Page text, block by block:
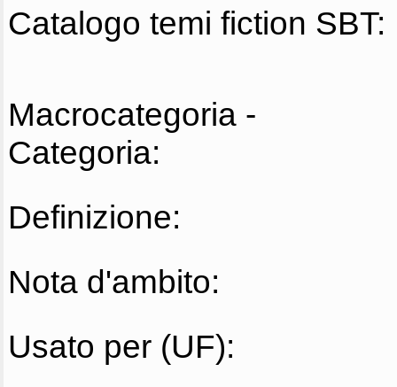
Catalogo temi fiction SBT:
Macrocategoria -
Categoria:
Definizione:
Nota d'ambito:
Usato per (UF):